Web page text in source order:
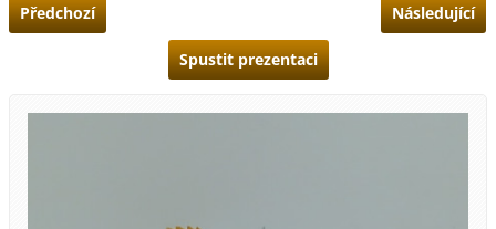
Předchozí Následující
Spustit prezentaci